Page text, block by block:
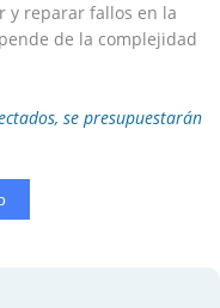
y reparar fallos en la
de la complejidad
se presupuestarán